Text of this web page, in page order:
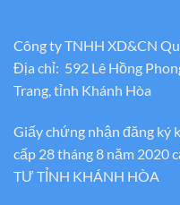
Công ty TNHH XD&CN
Địa chỉ: 592 Lê Hồng
Trang, tỉnh Khánh Hòa
Giấy chứng nhận đăng ký
cấp 28 tháng 8 năm 2020
TƯ TỈNH KHÁNH HÒA